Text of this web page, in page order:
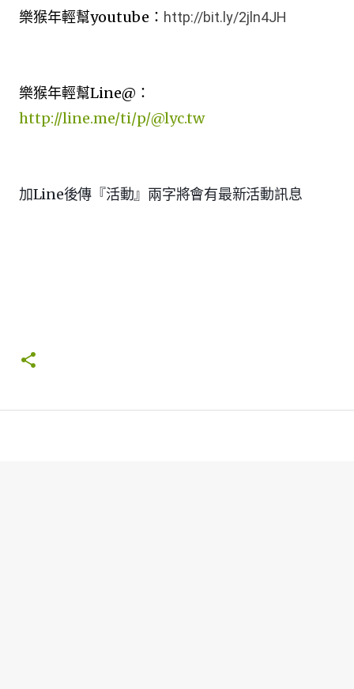
樂猴年輕幫youtube： http://bit.ly/2jln4JH
樂猴年輕幫Line@：
http://line.me/ti/p/@lyc.tw
加Line後傳『活動』兩字將會有最新活動訊息